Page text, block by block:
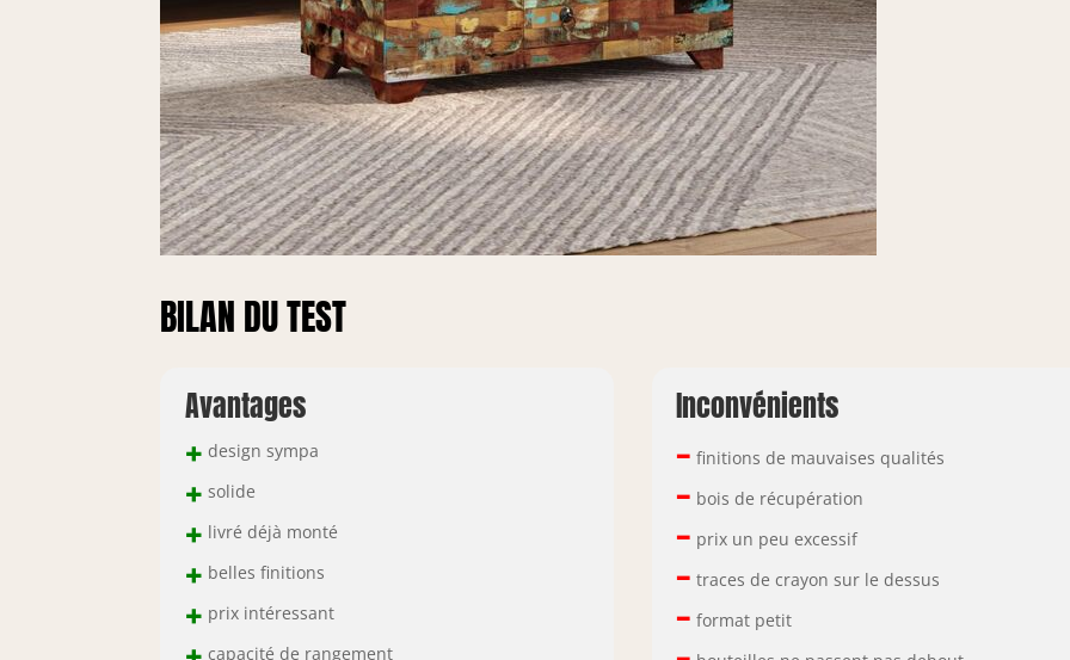
BILAN DU TEST
Avantages
+ design sympa
+ solide
+ livré déjà monté
+ belles finitions
+ prix intéressant
capacité de rangement
Inconvénients
– finitions de mauvaises qualités
– bois de récupération
– prix un peu excessif
– traces de crayon sur le dessus
– format petit